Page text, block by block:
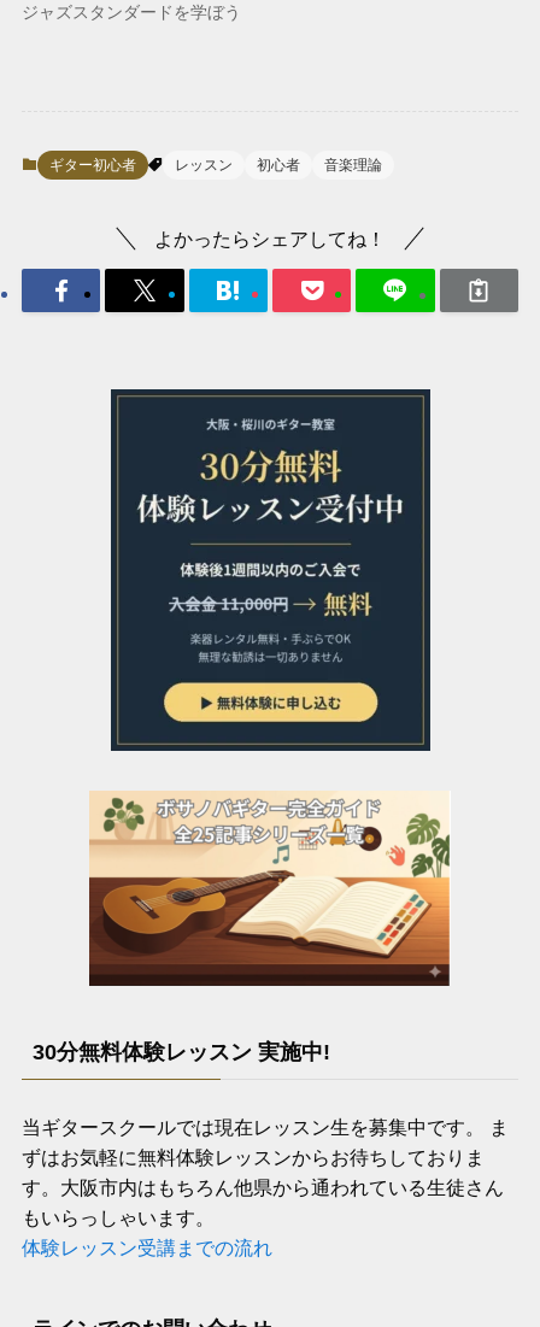
ジャズスタンダードを学ぼう
ギター初心者 レッスン 初心者 音楽理論
よかったらシェアしてね！
30分無料体験レッスン 実施中!
当ギタースクールでは現在レッスン生を募集中です。 ま
ずはお気軽に無料体験レッスンからお待ちしておりま
す。大阪市内はもちろん他県から通われている生徒さん
もいらっしゃいます。
体験レッスン受講までの流れ